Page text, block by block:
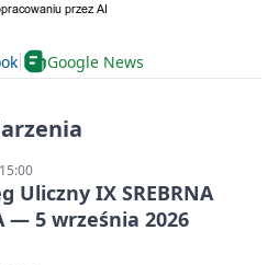
Google News
Uliczny IX SREBRNA
— 5 września 2026